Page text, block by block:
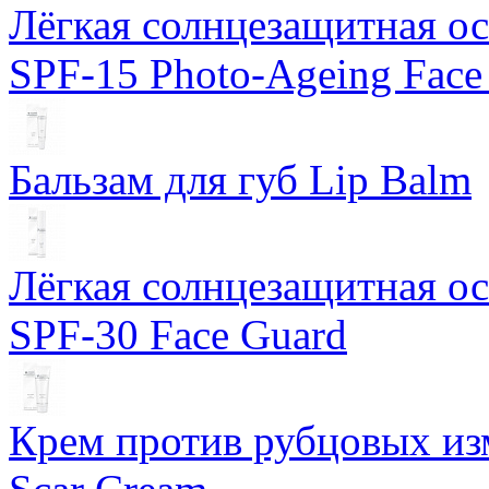
Лёгкая солнцезащитная
SPF-15 Photo-Ageing
Бальзам для губ Lip Balm
Лёгкая солнцезащитная
SPF-30 Face Guard
Крем против рубцовых